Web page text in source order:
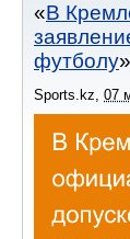
В
футболу
Sports.kz, 07